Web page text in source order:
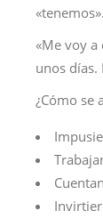
«tenemos».
«Me voy
unos días.
¿Cómo se